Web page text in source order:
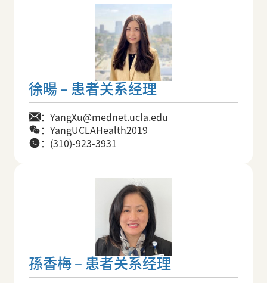
徐暘 – 患者关系经理
：YangXu@mednet.ucla.edu
：YangUCLAHealth2019
：(310)-923-3931
孫香梅 – 患者关系经理